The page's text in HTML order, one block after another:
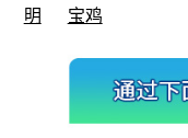
明
宝鸡